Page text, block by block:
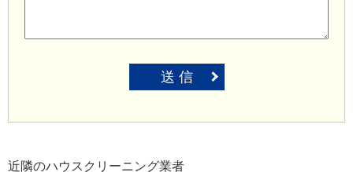
送 信
近隣のハウスクリーニング業者